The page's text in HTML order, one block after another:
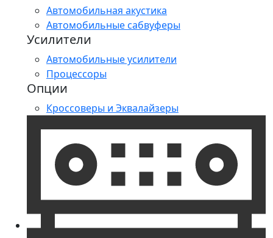
Автомобильная акустика
Автомобильные сабвуферы
Усилители
Автомобильные усилители
Процессоры
Опции
Кроссоверы и Эквалайзеры